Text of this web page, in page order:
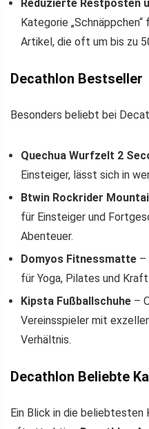
Reduzierte Restposten
Kategorie
Artikel, die oft um bis zu
Decathlon Bestseller
Besonders beliebt bei
Quechua Wurfzelt 2
Einsteiger, lässt sich in
Btwin Rockrider
für Einsteiger und
Abenteuer.
Domyos Fitnessmatte –
für Yoga, Pilates und
Kipsta Fußballschuhe –
Vereinsspieler mit
Verhältnis.
Decathlon Beliebte
Ein Blick in die beliebtesten